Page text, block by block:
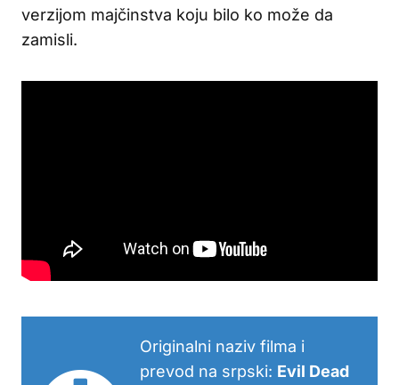
verzijom majčinstva koju bilo ko može da
zamisli.
Originalni naziv filma i
prevod na srpski: Evil Dead